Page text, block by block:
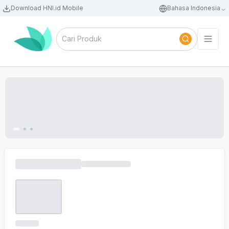
Download HNI.id Mobile Bahasa Indonesia
Cari Produk